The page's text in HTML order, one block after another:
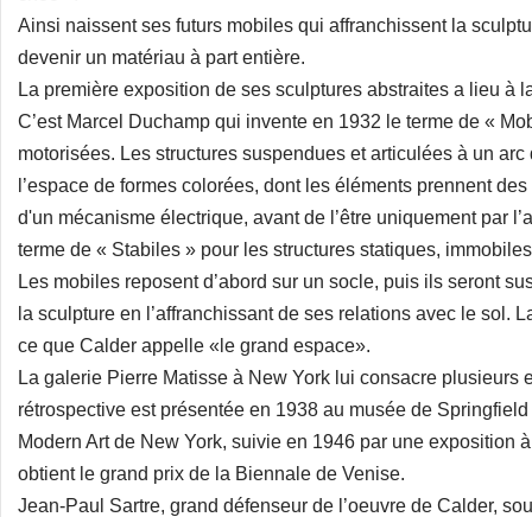
Ainsi naissent ses futurs mobiles qui affranchissent la
devenir un matériau à part entière.
La première exposition de ses sculptures abstraites a lieu à
C’est Marcel Duchamp qui invente en 1932 le terme de «
motorisées. Les structures suspendues et articulées à un
l’espace de formes colorées, dont les éléments prennent
d'un mécanisme électrique, avant de l’être uniquement par
terme de « Stabiles » pour les structures statiques,
Les mobiles reposent d’abord sur un socle, puis ils seront
la sculpture en l’affranchissant de ses relations avec le sol.
ce que Calder appelle «le grand espace».
La galerie Pierre Matisse à New York lui consacre plusieurs
rétrospective est présentée en 1938 au musée de
Modern Art de New York, suivie en 1946 par une exposition
obtient le grand prix de la Biennale de Venise.
Jean-Paul Sartre, grand défenseur de l’oeuvre de Calder,